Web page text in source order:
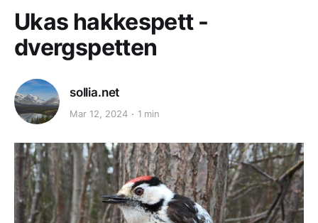
Ukas hakkespett -
dvergspetten
sollia.net
Mar 12, 2024 1 min